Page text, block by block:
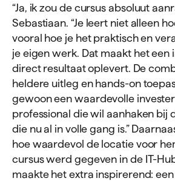
“Ja, ik zou de cursus absoluut
Sebastiaan. “Je leert niet alleen
vooral hoe je het praktisch en
je eigen werk. Dat maakt het een
direct resultaat oplevert. De
heldere uitleg en hands-on
gewoon een waardevolle
professional die wil aanhaken bij
die nu al in volle gang is.”
hoe waardevol de locatie voor
cursus werd gegeven in de IT-
maakte het extra inspirerend: